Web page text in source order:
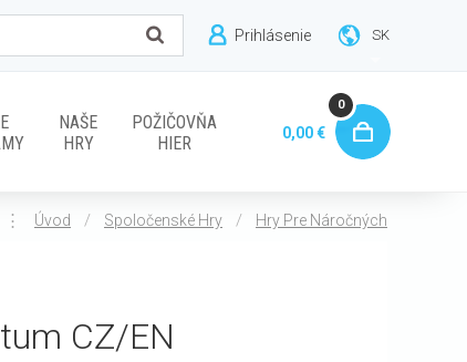
SK
NAŠE
HRY
POŽIČOVŇA
HIER
Prihlásenie
0,00 €
0
⋮ Úvod / Spoločenské Hry / Hry Pre Náročných
CZ/EN